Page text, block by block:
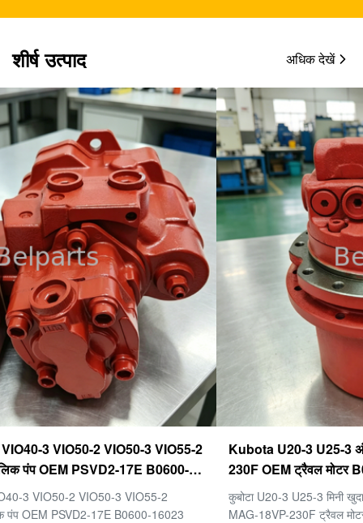
शीर्ष उत्पाद अधिक देखें
Kubota U20-3 U25-3 अंतिम ड्राइव KYB MAG-18VP-
230F OEM ट्रैवल मोटर B0240-18076 RB511-61290
RB559-61290 RC157-78000 मिनी खुदाई भागों के लिए
कुबोटा U20-3 U25-3 मिनी खुदाई मशीन के पुर्जों के लिए अंतिम ड्राइव KYB
MAG-18VP-230F ट्रैवल मोटर B0240-18076 RB511-61290